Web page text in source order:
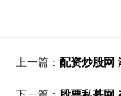
上一篇： 配资炒股网